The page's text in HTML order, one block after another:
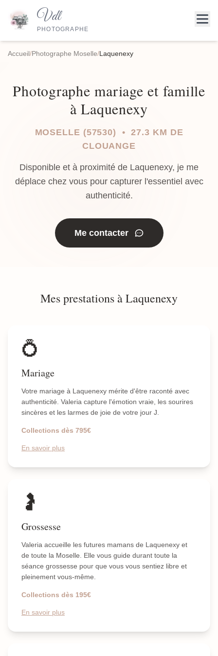
Vdl
PHOTOGRAPHE
Accueil/Photographe Moselle/Laquenexy
Photographe mariage et famille
à Laquenexy
MOSELLE (57530) • 27.3 KM DE
CLOUANGE
Disponible et à proximité de Laquenexy, je me
déplace chez vous pour capturer l'essentiel avec
authenticité.
Me contacter
Mes prestations à Laquenexy
💍
Mariage
Votre mariage à Laquenexy mérite d'être raconté avec
authenticité. Valeria capture l'émotion vraie, les sourires
sincères et les larmes de joie de votre jour J.
Collections dès 795€
En savoir plus
🤰
Grossesse
Valeria accueille les futures mamans de Laquenexy et
de toute la Moselle. Elle vous guide durant toute la
séance grossesse pour que vous vous sentiez libre et
pleinement vous-même.
Collections dès 195€
En savoir plus